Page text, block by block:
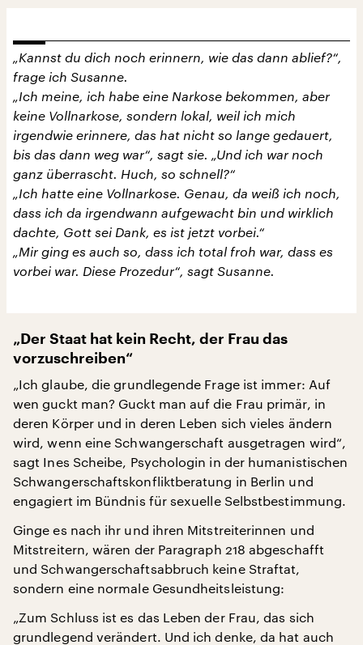
„Kannst du dich noch erinnern, wie das dann ablief?“,
frage ich Susanne.
„Ich meine, ich habe eine Narkose bekommen, aber
keine Vollnarkose, sondern lokal, weil ich mich
irgendwie erinnere, das hat nicht so lange gedauert,
bis das dann weg war“, sagt sie. „Und ich war noch
ganz überrascht. Huch, so schnell?“
„Ich hatte eine Vollnarkose. Genau, da weiß ich noch,
dass ich da irgendwann aufgewacht bin und wirklich
dachte, Gott sei Dank, es ist jetzt vorbei.“
„Mir ging es auch so, dass ich total froh war, dass es
vorbei war. Diese Prozedur“, sagt Susanne.
„Der Staat hat kein Recht, der Frau das
vorzuschreiben“
„Ich glaube, die grundlegende Frage ist immer: Auf
wen guckt man? Guckt man auf die Frau primär, in
deren Körper und in deren Leben sich vieles ändern
wird, wenn eine Schwangerschaft ausgetragen wird“,
sagt Ines Scheibe, Psychologin in der humanistischen
Schwangerschaftskonfliktberatung in Berlin und
engagiert im Bündnis für sexuelle Selbstbestimmung.
Ginge es nach ihr und ihren Mitstreiterinnen und
Mitstreitern, wären der Paragraph 218 abgeschafft
und Schwangerschaftsabbruch keine Straftat,
sondern eine normale Gesundheitsleistung:
„Zum Schluss ist es das Leben der Frau, das sich
grundlegend verändert. Und ich denke, da hat auch